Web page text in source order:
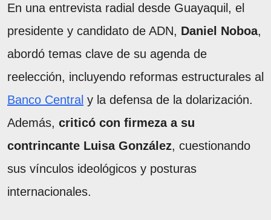
En una entrevista radial desde Guayaquil, el
presidente y candidato de ADN, Daniel Noboa,
abordó temas clave de su agenda de
reelección, incluyendo reformas estructurales al
Banco Central y la defensa de la dolarización.
Además, criticó con firmeza a su
contrincante Luisa González, cuestionando
sus vínculos ideológicos y posturas
internacionales.